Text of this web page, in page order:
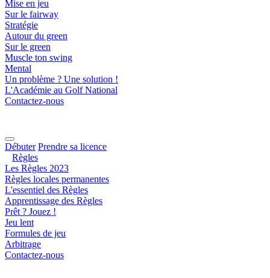
Mise en jeu
Sur le fairway
Stratégie
Autour du green
Sur le green
Muscle ton swing
Mental
Un problème ? Une solution !
L'Académie au Golf National
Contactez-nous
Débuter Prendre sa licence
Règles
Les Règles 2023
Règles locales permanentes
L'essentiel des Règles
Apprentissage des Règles
Prêt ? Jouez !
Jeu lent
Formules de jeu
Arbitrage
Contactez-nous